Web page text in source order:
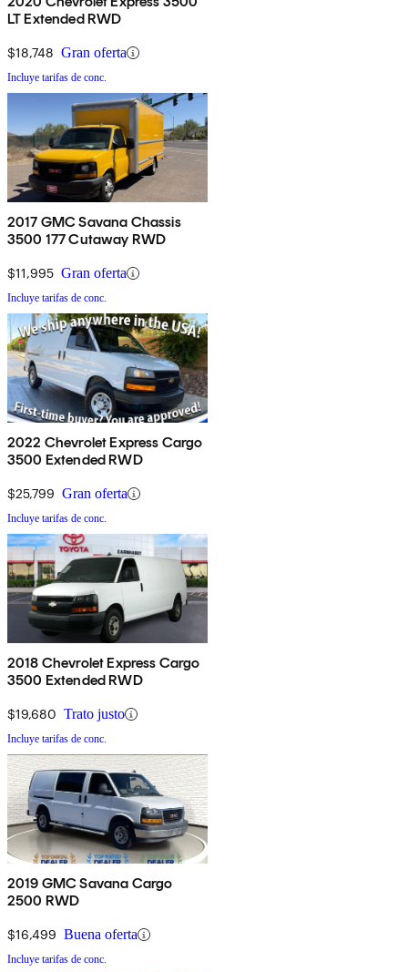
LT Extended RWD
$18,748 Gran oferta
Incluye tarifas de conc.
2017 GMC Savana Chassis
3500 177 Cutaway RWD
$11,995 Gran oferta
Incluye tarifas de conc.
2022 Chevrolet Express Cargo
3500 Extended RWD
$25,799 Gran oferta
Incluye tarifas de conc.
2018 Chevrolet Express Cargo
3500 Extended RWD
$19,680 Trato justo
Incluye tarifas de conc.
2019 GMC Savana Cargo
2500 RWD
$16,499 Buena oferta
Incluye tarifas de conc.